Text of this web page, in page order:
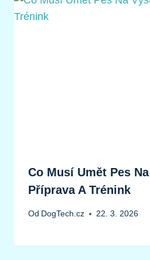
Co Musí Umět Pes
Příprava A Trénink
Od DogTech.cz 22. 3. 2026